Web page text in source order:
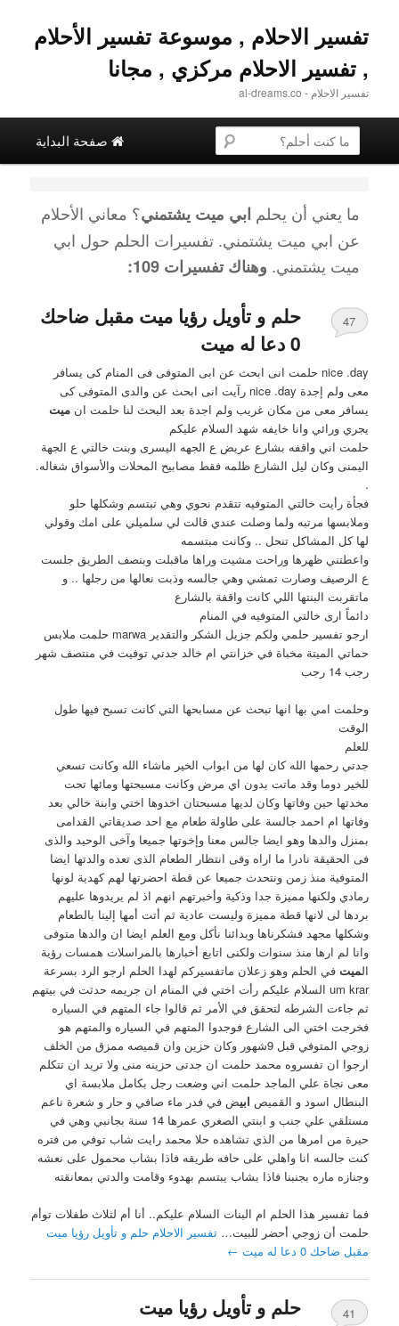
تفسير الاحلام , موسوعة تفسير الأحلام
, تفسير الاحلام مركزي , مجانا
تفسير الاحلام - al-dreams.co
القائمة الرئيسية
التخطي إلى المحتوى الأساسي
تخطي إلى المحتوى الثانوية صفحة البداية
البحث عن
ما يعني أن يحلم ابي ميت يشتمني؟ معاني الأحلام
عن ابي ميت يشتمني. تفسيرات الحلم حول ابي
ميت يشتمني. وهناك تفسيرات 109:
حلم و تأويل رؤيا ميت مقبل ضاحك
0 دعا له ميت
47
nice .day حلمت انى ابحث عن ابى المتوفى فى المنام كى يسافر
معى ولم إجدة nice .day رآيت انى ابحث عن والدى المتوفى كى
يسافر معى من مكان غريب ولم اجدة بعد البحث لنا حلمت انميت
يجري ورائي وانا خايفه شهد السلام عليكم
حلمت اني واقفه بشارع عريض ع الجهه اليسرى وبنت خالتي ع الجهة
اليمنى وكان ليل الشارع ظلمه فقط مصابيح المحلات والأسواق شغاله.
.
فجأة رأيت خالتي المتوفيه تتقدم نحوي وهي تبتسم وشكلها حلو
وملابسها مرتبه ولما وصلت عندي قالت لي سلميلي على امك وقولي
لها كل المشاكل تنحل .. وكانت مبتسمه
واعطتني ظهرها وراحت مشيت وراها ماقبلت وبنصف الطريق جلست
ع الرصيف وصارت تمشي وهي جالسه وذبت نعالها من رجلها .. و
ماتقربت البنتها اللي كانت واقفة بالشارع
دائماً ارى خالتي المتوفيه في المنام
ارجو تفسير حلمي ولكم جزيل الشكر والتقدير marwa حلمت ملابس
حماتي الميتة مخباة في خزانتي ام خالد جدتي توفيت في منتصف شهر
رجب 14 رجب
وحلمت امي بها انها تبحث عن مسابحها التي كانت تسبح فيها طول
الوقت
للعلم
جدتي رحمها الله كان لها من ابواب الخير ماشاء الله وكانت تسعي
للخير دوما وقد ماتت بدون اي مرض وكانت مسبحتها ومائها تحت
مخدتها حين وفاتها وكان لديها مسبحتان اخدوها اختي وابنة خالي بعد
وفاتها ام احمد جالسة على طاولة طعام مع احد صديقاتي القدامى
بمنزل والدها وهو ايضا جالس معنا وإخوتها جميعا وآخى الوحيد والذى
فى الحقيقة نادرا ما اراه وفى انتظار الطعام الذى تعده والدتها ايضا
المتوفية منذ زمن ونتحدث جميعا عن قطة احضرتها لهم كهدية لونها
رمادي ولكنها مميزة جدا وذكية وأخبرتهم انهم اذ لم يريدوها عليهم
بردها لى لانها قطة مميزة وليست عادية ثم أتت أمها إلينا بالطعام
وشكلها مجهد فشكرناها وبدائنا نأكل ومع العلم ايضا ان والدها متوفى
وانا لم ارها منذ سنوات ولكنى اتابع أخبارها بالمراسلات همسات رؤية
الميت في الحلم وهو زعلان ماتفسيركم لهدا الحلم ارجو الرد بسرعة
um krar السلام عليكم رأت اختي في المنام ان جريمه حدثت في بيتهم
ثم جاءت الشرطه لتحقق في الأمر ثم قالوا جاء المتهم في السياره
فخرجت اختي الى الشارع فوجدوا المتهم في السياره والمتهم هو
زوجي المتوفي قبل 9شهور وكان حزين وان قميصه ممزق من الخلف
ارجوا ان تفسروه محمد حلمت ان جدتى حزينه منى ولا تريد ان تتكلم
معى نجاة علي الماجد حلمت اني وضعت رجل بكامل ملابسة اي
البنطال اسود و القميص ابيض في فدر ماء صافي و حار و شعرة ناعم
مستلقي علي جنب و ابنتي الصغري عمرها 14 سنة بجانبي وهي في
حيرة من امرها من الذي تشاهده حلا محمد رايت شاب توفي من فتره
كنت جالسه انا واهلي على حافه طريقه فاذا بشاب محمول على نعشه
وجنازه ماره بجنبنا فاذا بشاب يبتسم بهدوء وقامت والدتي بمعانقته
فما تفسير هذا الحلم ام البنات السلام عليكم.. أنا أم لثلاث طفلات توأم
حلمت أن زوجي أحضر للبيت…تفسير الاحلام حلم و تأويل رؤيا ميت
مقبل ضاحك 0 دعا له ميت
←
حلم و تأويل رؤيا ميت
41